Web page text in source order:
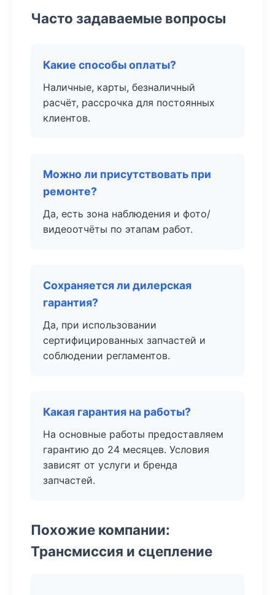
Часто задаваемые вопросы
Какие способы оплаты?
Наличные, карты, безналичный
расчёт, рассрочка для постоянных
клиентов.
Можно ли присутствовать при
ремонте?
Да, есть зона наблюдения и фото/
видеоотчёты по этапам работ.
Сохраняется ли дилерская
гарантия?
Да, при использовании
сертифицированных запчастей и
соблюдении регламентов.
Какая гарантия на работы?
На основные работы предоставляем
гарантию до 24 месяцев. Условия
зависят от услуги и бренда
запчастей.
Похожие компании:
Трансмиссия и сцепление